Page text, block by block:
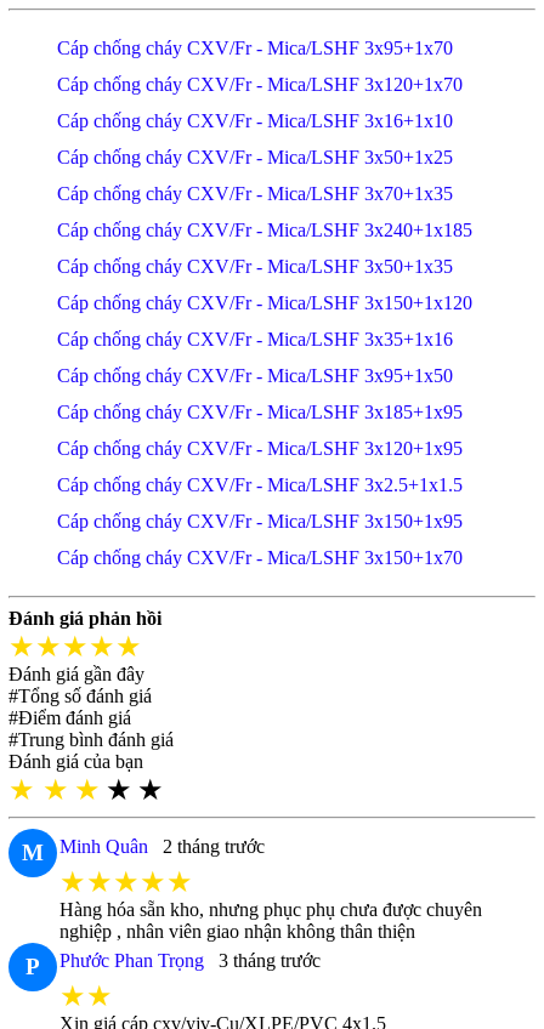
Cáp chống cháy CXV/Fr - Mica/LSHF 3x95+1x70
Cáp chống cháy CXV/Fr - Mica/LSHF 3x120+1x70
Cáp chống cháy CXV/Fr - Mica/LSHF 3x16+1x10
Cáp chống cháy CXV/Fr - Mica/LSHF 3x50+1x25
Cáp chống cháy CXV/Fr - Mica/LSHF 3x70+1x35
Cáp chống cháy CXV/Fr - Mica/LSHF 3x240+1x185
Cáp chống cháy CXV/Fr - Mica/LSHF 3x50+1x35
Cáp chống cháy CXV/Fr - Mica/LSHF 3x150+1x120
Cáp chống cháy CXV/Fr - Mica/LSHF 3x35+1x16
Cáp chống cháy CXV/Fr - Mica/LSHF 3x95+1x50
Cáp chống cháy CXV/Fr - Mica/LSHF 3x185+1x95
Cáp chống cháy CXV/Fr - Mica/LSHF 3x120+1x95
Cáp chống cháy CXV/Fr - Mica/LSHF 3x2.5+1x1.5
Cáp chống cháy CXV/Fr - Mica/LSHF 3x150+1x95
Cáp chống cháy CXV/Fr - Mica/LSHF 3x150+1x70
Đánh giá phản hồi
★★★★★
Đánh giá gần đây
#Tổng số đánh giá
#Điểm đánh giá
#Trung bình đánh giá
Đánh giá của bạn
★ ★ ★ ★ ★
M Minh Quân 2 tháng trước
★★★★★
Hàng hóa sẵn kho, nhưng phục phụ chưa được chuyên
nghiệp , nhân viên giao nhận không thân thiện
P Phước Phan Trọng 3 tháng trước
★★
Xin giá cáp cxv/yjv-Cu/XLPE/PVC 4x1.5